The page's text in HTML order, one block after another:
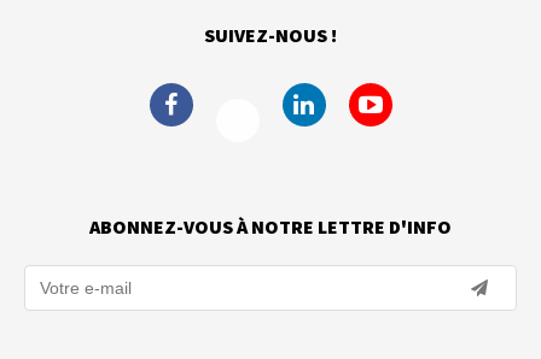
SUIVEZ-NOUS !
ABONNEZ-VOUS À NOTRE LETTRE D'INFO